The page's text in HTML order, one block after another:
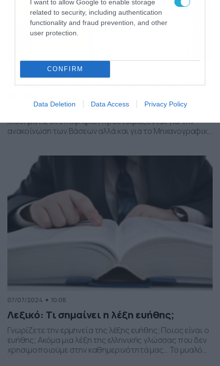
I want to allow Google to enable storage
related to security, including authentication
functionality and fraud prevention, and other
user protection.
CONFIRM
Data Deletion Data Access Privacy Policy
20:30
Βάσεις 2024: Πότε θα ανακοινωθούν-Πού
Μετά την ανακοίνωση των βαθμολογιών στα Ειδικά
Μαθήματα, οι υποψήφιοι προετοιμάζονται για την
ανακοίνωση των Βάσεων αλλά και για το Μηχανογραφικό
Μηχανογραφικού Δελτίου, με τελικό στόχο την
ανακοίνωση των Βάσεων Σύμφωνα με το ρεπορτάζ του
Dnews η έναρξη […]
07/07/2024 10:08
Λεξικό: Τι σημαίνει η λέξη ευήθης;
Γνωρίζετε την ερμηνεία της λέξης ευήθης; Ποιος είναι ο
ευήθης; Ακόμα μια λέξη της ελληνικής γλώσσας που δεν
χρησιμοποιούμε στην καθημερινότητά μας… Το μυαλό